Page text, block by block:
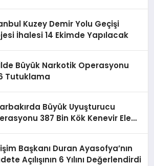
Kuzey Demir Yolu Geçişi
İhalesi 14 Ekimde Yapılacak
Büyük Narkotik Operasyonu
Tutuklama
Büyük Uyuşturucu
387 Bin Kök Kenevir Ele
Başkanı Duran Ayasofya’nın
Açılışının 6 Yılını Değerlendirdi